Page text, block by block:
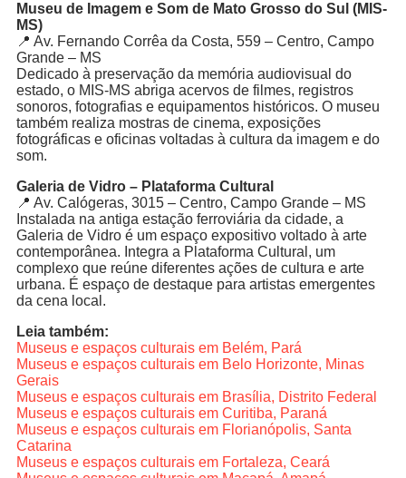
Museu de Imagem e Som de Mato Grosso do Sul (MIS-
MS)
📍 Av. Fernando Corrêa da Costa, 559 – Centro, Campo
Grande – MS
Dedicado à preservação da memória audiovisual do
estado, o MIS-MS abriga acervos de filmes, registros
sonoros, fotografias e equipamentos históricos. O museu
também realiza mostras de cinema, exposições
fotográficas e oficinas voltadas à cultura da imagem e do
som.
Galeria de Vidro – Plataforma Cultural
📍 Av. Calógeras, 3015 – Centro, Campo Grande – MS
Instalada na antiga estação ferroviária da cidade, a
Galeria de Vidro é um espaço expositivo voltado à arte
contemporânea. Integra a Plataforma Cultural, um
complexo que reúne diferentes ações de cultura e arte
urbana. É espaço de destaque para artistas emergentes
da cena local.
Leia também:
Museus e espaços culturais em Belém, Pará
Museus e espaços culturais em Belo Horizonte, Minas
Gerais
Museus e espaços culturais em Brasília, Distrito Federal
Museus e espaços culturais em Curitiba, Paraná
Museus e espaços culturais em Florianópolis, Santa
Catarina
Museus e espaços culturais em Fortaleza, Ceará